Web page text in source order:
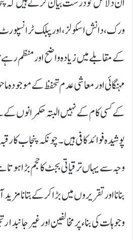
ورک، دانش اسکولز، اور پبلک
کے مقابلے میں زیادہ واضح اور منظم
مہنگائی اور معاشی عدم تحفظ کے
کے کسی کام کے نہیں البتہ حکمرانوں
پوشیدہ فوائد کافی ہیں۔ چونکہ پنجاب کا
وجہ سے یہاں ترقیاتی بجٹ کا حجم بڑا
بنانا اور تقریروں میں بڑا کر کے بتانا
وجوہات کی بناء پر مخالفین اور غیر